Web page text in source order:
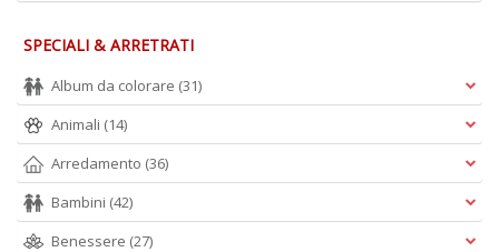
SPECIALI & ARRETRATI
Album da colorare (31)
Animali (14)
Arredamento (36)
Bambini (42)
Benessere (27)